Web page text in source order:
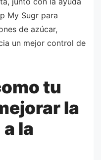
My Sugr para
de azúcar,
un mejor control de
tu
la
la